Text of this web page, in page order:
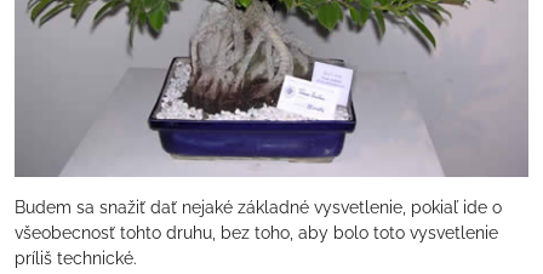
Budem sa snažiť dať nejaké základné vysvetlenie, pokiaľ ide o
všeobecnosť tohto druhu, bez toho, aby bolo toto vysvetlenie
príliš technické.